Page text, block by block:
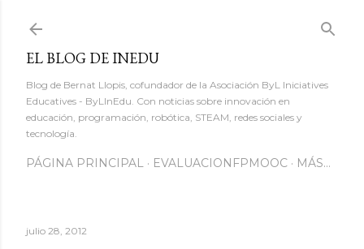
EL BLOG DE INEDU
Blog de Bernat Llopis, cofundador de la Asociación ByL Iniciatives
Educatives - ByLInEdu. Con noticias sobre innovación en
educación, programación, robótica, STEAM, redes sociales y
tecnología.
PÁGINA PRINCIPAL EVALUACIONFPMOOC MÁS…
julio 28, 2012